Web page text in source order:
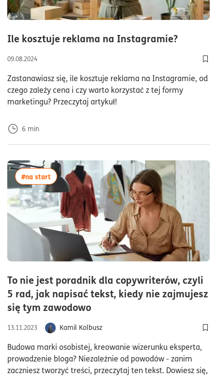
Ile kosztuje reklama na Instagramie?czas
09.08.2024
Zastanawiasz się, ile kosztuje reklama na Instagramie, od
czego zależy cena i czy warto korzystać z tej formy
marketingu? Przeczytaj artykuł!
6 min
To nie jest poradnik dla copywriterów, czyli
5 rad, jak napisać tekst, kiedy nie zajmujesz
się tym zawodowoczas czytania6minuty
13.11.2023
Kamil Kolbusz
Budowa marki osobistej, kreowanie wizerunku eksperta,
prowadzenie bloga? Niezależnie od powodów - zanim
zaczniesz tworzyć treści, przeczytaj ten tekst. Dowiesz się,
#na start więcej artykułów z tagiem:#na start